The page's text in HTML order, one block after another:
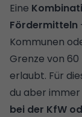
Eine
Fördermitteln
Kommunen
Grenze von
erlaubt. Für
du aber
bei der KfW